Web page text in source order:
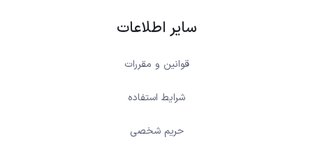
سایر اطلاعات
قوانین و مقررات
شرایط استفاده
حریم شخصی